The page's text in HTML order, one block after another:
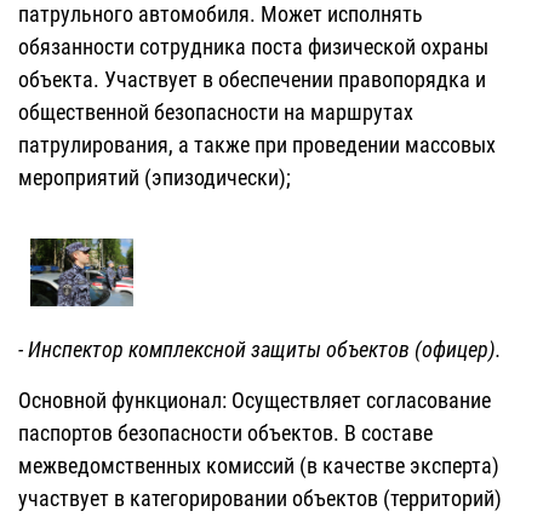
патрульного автомобиля. Может исполнять
обязанности сотрудника поста физической охраны
объекта. Участвует в обеспечении правопорядка и
общественной безопасности на маршрутах
патрулирования, а также при проведении массовых
мероприятий (эпизодически);
- Инспектор комплексной защиты объектов (офицер).
Основной функционал: Осуществляет согласование
паспортов безопасности объектов. В составе
межведомственных комиссий (в качестве эксперта)
участвует в категорировании объектов (территорий)